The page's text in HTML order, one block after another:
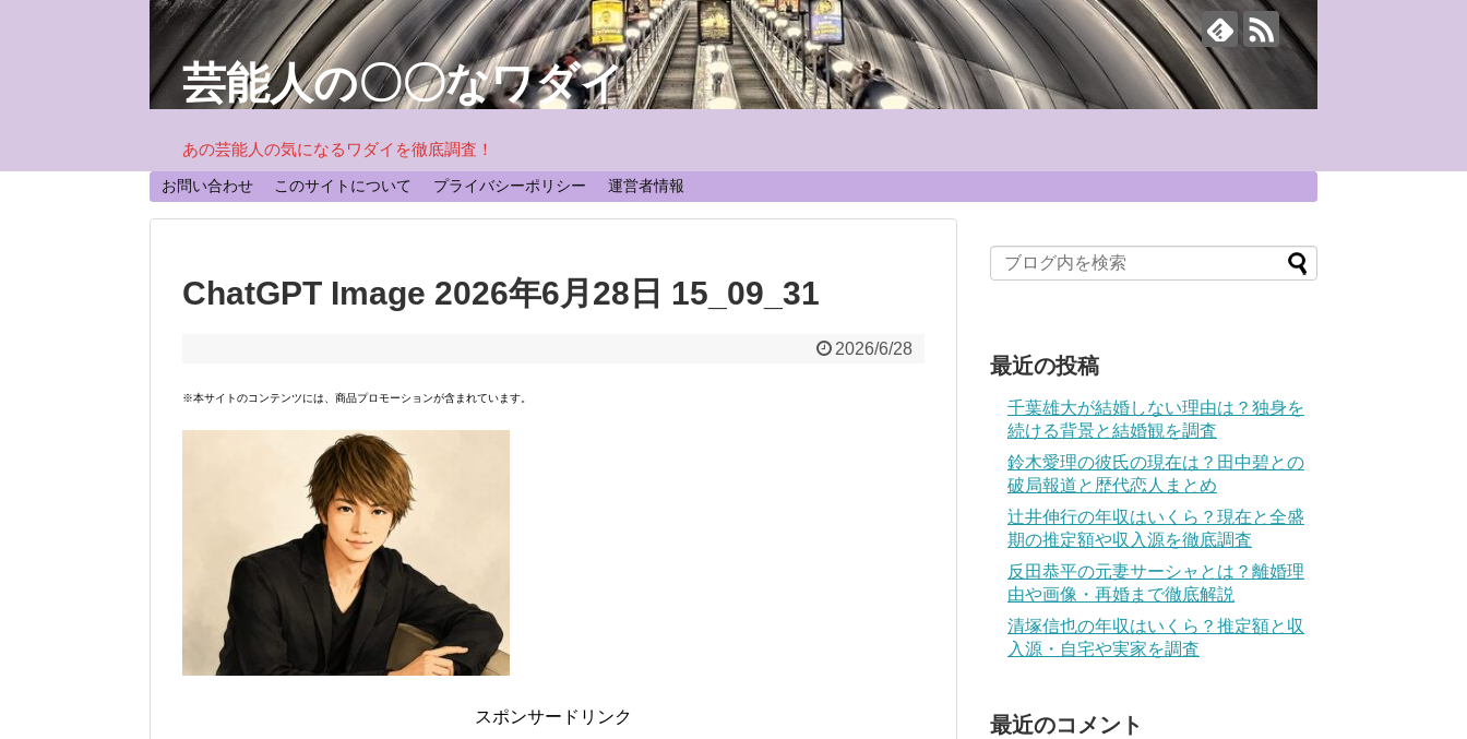
芸能人の〇〇なワダイ
あの芸能人の気になるワダイを徹底調査！
お問い合わせ このサイトについて プライバシーポリシー 運営者情報
ChatGPT Image 2026年6月28日 15_09_31
2026/6/28
※本サイトのコンテンツには、商品プロモーションが含まれています。
スポンサードリンク
最近の投稿
千葉雄大が結婚しない理由は？独身を
続ける背景と結婚観を調査
鈴木愛理の彼氏の現在は？田中碧との
破局報道と歴代恋人まとめ
辻井伸行の年収はいくら？現在と全盛
期の推定額や収入源を徹底調査
反田恭平の元妻サーシャとは？離婚理
由や画像・再婚まで徹底解説
清塚信也の年収はいくら？推定額と収
入源・自宅や実家を調査
最近のコメント